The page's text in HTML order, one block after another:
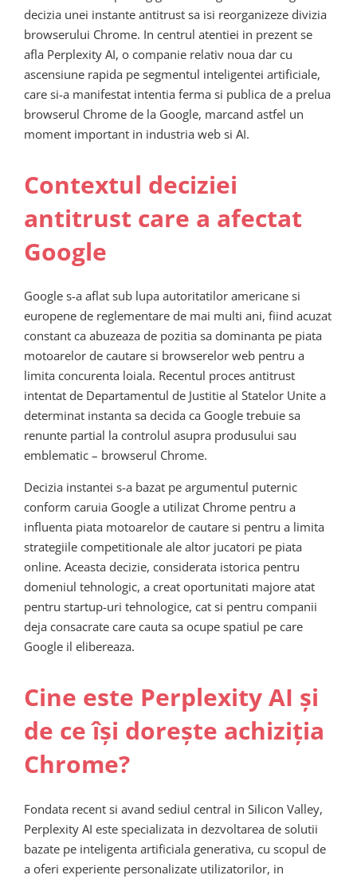
decizia unei instante antitrust sa isi reorganizeze divizia
browserului Chrome. In centrul atentiei in prezent se
afla Perplexity AI, o companie relativ noua dar cu
ascensiune rapida pe segmentul inteligentei artificiale,
care si-a manifestat intentia ferma si publica de a prelua
browserul Chrome de la Google, marcand astfel un
moment important in industria web si AI.
Contextul deciziei
antitrust care a afectat
Google
Google s-a aflat sub lupa autoritatilor americane si
europene de reglementare de mai multi ani, fiind acuzat
constant ca abuzeaza de pozitia sa dominanta pe piata
motoarelor de cautare si browserelor web pentru a
limita concurenta loiala. Recentul proces antitrust
intentat de Departamentul de Justitie al Statelor Unite a
determinat instanta sa decida ca Google trebuie sa
renunte partial la controlul asupra produsului sau
emblematic – browserul Chrome.
Decizia instantei s-a bazat pe argumentul puternic
conform caruia Google a utilizat Chrome pentru a
influenta piata motoarelor de cautare si pentru a limita
strategiile competitionale ale altor jucatori pe piata
online. Aceasta decizie, considerata istorica pentru
domeniul tehnologic, a creat oportunitati majore atat
pentru startup-uri tehnologice, cat si pentru companii
deja consacrate care cauta sa ocupe spatiul pe care
Google il elibereaza.
Cine este Perplexity AI și
de ce își dorește achiziția
Chrome?
Fondata recent si avand sediul central in Silicon Valley,
Perplexity AI este specializata in dezvoltarea de solutii
bazate pe inteligenta artificiala generativa, cu scopul de
a oferi experiente personalizate utilizatorilor, in